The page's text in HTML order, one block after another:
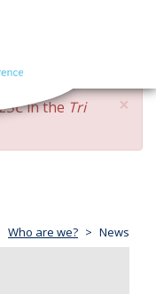
navigation
×
in the Tri
Who are we? News